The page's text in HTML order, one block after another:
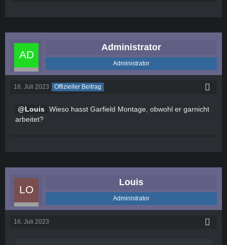
Administrator
Administrator
16. Juli 2023 Offizieller Beitrag
Louis Wieso hasst Garfield Montage, obwohl er garnicht
arbeitet?
Louis
Administrator
16. Juli 2023